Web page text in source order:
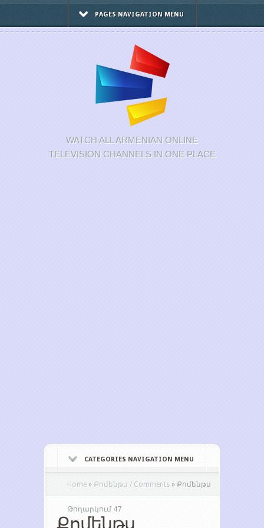
PAGES NAVIGATION MENU
WATCH ALL ARMENIAN ONLINE
TELEVISION CHANNELS IN ONE PLACE
CATEGORIES NAVIGATION MENU
Home » Քոմենթս / Comments » Քոմենթս
Թողարկում 47
Քոմենթս